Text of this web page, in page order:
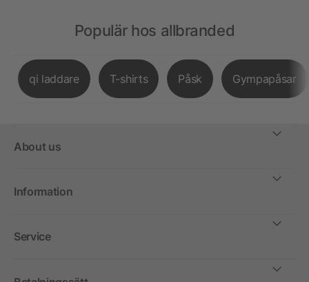
Populär hos allbranded
qi laddare T-shirts Påsk Gympapåsar
About us
Information
Service